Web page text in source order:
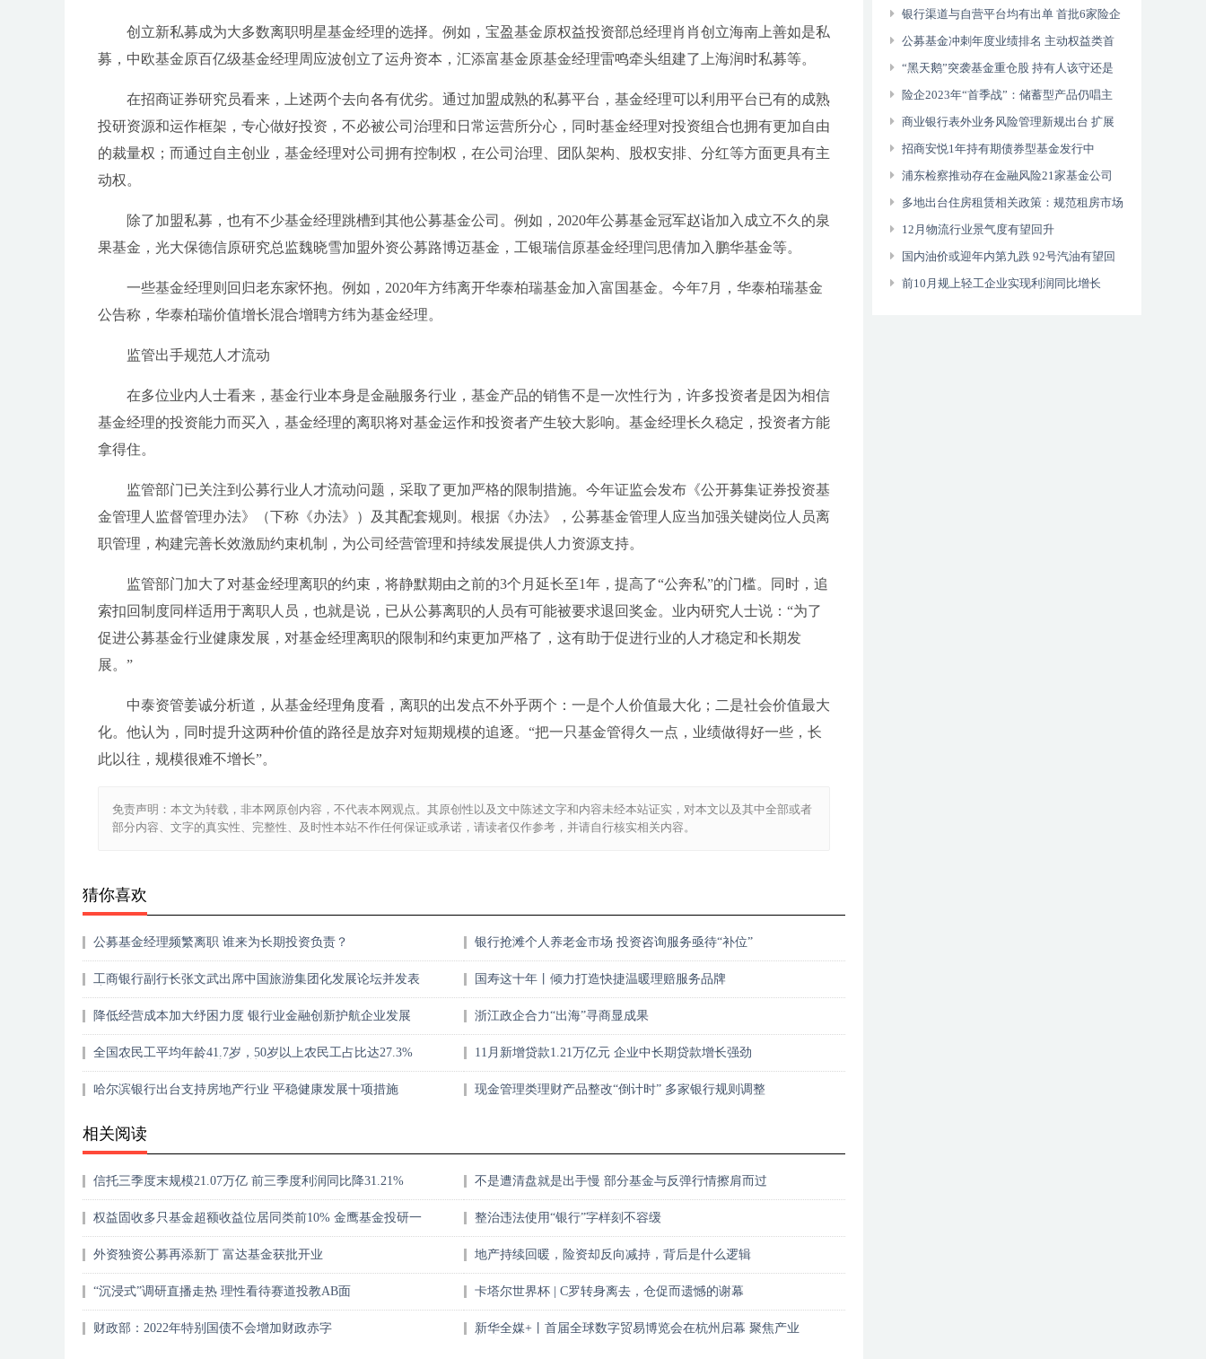
创立新私募成为大多数离职明星基金经理的选择。例如，宝盈基金原权益投资部总经理肖肖创立海南上善如是私
募，中欧基金原百亿级基金经理周应波创立了运舟资本，汇添富基金原基金经理雷鸣牵头组建了上海润时私募等。
在招商证券研究员看来，上述两个去向各有优劣。通过加盟成熟的私募平台，基金经理可以利用平台已有的成熟
投研资源和运作框架，专心做好投资，不必被公司治理和日常运营所分心，同时基金经理对投资组合也拥有更加自由
的裁量权；而通过自主创业，基金经理对公司拥有控制权，在公司治理、团队架构、股权安排、分红等方面更具有主
动权。
除了加盟私募，也有不少基金经理跳槽到其他公募基金公司。例如，2020年公募基金冠军赵诣加入成立不久的泉
果基金，光大保德信原研究总监魏晓雪加盟外资公募路博迈基金，工银瑞信原基金经理闫思倩加入鹏华基金等。
一些基金经理则回归老东家怀抱。例如，2020年方纬离开华泰柏瑞基金加入富国基金。今年7月，华泰柏瑞基金
公告称，华泰柏瑞价值增长混合增聘方纬为基金经理。
监管出手规范人才流动
在多位业内人士看来，基金行业本身是金融服务行业，基金产品的销售不是一次性行为，许多投资者是因为相信
基金经理的投资能力而买入，基金经理的离职将对基金运作和投资者产生较大影响。基金经理长久稳定，投资者方能
拿得住。
监管部门已关注到公募行业人才流动问题，采取了更加严格的限制措施。今年证监会发布《公开募集证券投资基
金管理人监督管理办法》（下称《办法》）及其配套规则。根据《办法》，公募基金管理人应当加强关键岗位人员离
职管理，构建完善长效激励约束机制，为公司经营管理和持续发展提供人力资源支持。
监管部门加大了对基金经理离职的约束，将静默期由之前的3个月延长至1年，提高了“公奔私”的门槛。同时，追
索扣回制度同样适用于离职人员，也就是说，已从公募离职的人员有可能被要求退回奖金。业内研究人士说：“为了
促进公募基金行业健康发展，对基金经理离职的限制和约束更加严格了，这有助于促进行业的人才稳定和长期发
展。”
中泰资管姜诚分析道，从基金经理角度看，离职的出发点不外乎两个：一是个人价值最大化；二是社会价值最大
化。他认为，同时提升这两种价值的路径是放弃对短期规模的追逐。“把一只基金管得久一点，业绩做得好一些，长
此以往，规模很难不增长”。
免责声明：本文为转载，非本网原创内容，不代表本网观点。其原创性以及文中陈述文字和内容未经本站证实，对本文以及其中全部或者
部分内容、文字的真实性、完整性、及时性本站不作任何保证或承诺，请读者仅作参考，并请自行核实相关内容。
猜你喜欢
公募基金经理频繁离职 谁来为长期投资负责？ 银行抢滩个人养老金市场 投资咨询服务亟待“补位”
工商银行副行长张文武出席中国旅游集团化发展论坛并发表
国寿这十年丨倾力打造快捷温暖理赔服务品牌
降低经营成本加大纾困力度 银行业金融创新护航企业发展 浙江政企合力“出海”寻商显成果
全国农民工平均年龄41.7岁，50岁以上农民工占比达27.3%
11月新增贷款1.21万亿元 企业中长期贷款增长强劲
哈尔滨银行出台支持房地产行业 平稳健康发展十项措施 现金管理类理财产品整改“倒计时” 多家银行规则调整
相关阅读
信托三季度末规模21.07万亿 前三季度利润同比降31.21% 不是遭清盘就是出手慢 部分基金与反弹行情擦肩而过
权益固收多只基金超额收益位居同类前10% 金鹰基金投研一
整治违法使用“银行”字样刻不容缓
外资独资公募再添新丁 富达基金获批开业 地产持续回暖，险资却反向减持，背后是什么逻辑
“沉浸式”调研直播走热 理性看待赛道投教AB面 卡塔尔世界杯 | C罗转身离去，仓促而遗憾的谢幕
财政部：2022年特别国债不会增加财政赤字
新华全媒+丨首届全球数字贸易博览会在杭州启幕 聚焦产业
银行渠道与自营平台均有出单 首批6家险企
个人养老金保险产品全部落地
公募基金冲刺年度业绩排名 主动权益类首
尾差距悬殊
“黑天鹅”突袭基金重仓股 持有人该守还是
逃？险企2023年“首季战”：储蓄型产品仍唱主
角 商业银行表外业务风险管理新规出台 扩展
定义范围防范化解金融风险
招商安悦1年持有期债券型基金发行中
浦东检察推动存在金融风险21家基金公司
提升合规运作水平
多地出台住房租赁相关政策：规范租房市场
保障租户权益
12月物流行业景气度有望回升
国内油价或迎年内第九跌 92号汽油有望回
归“7元时代”
前10月规上轻工企业实现利润同比增长